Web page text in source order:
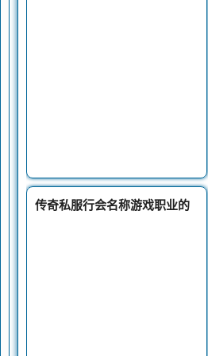
传奇私服行会名称游戏职业的